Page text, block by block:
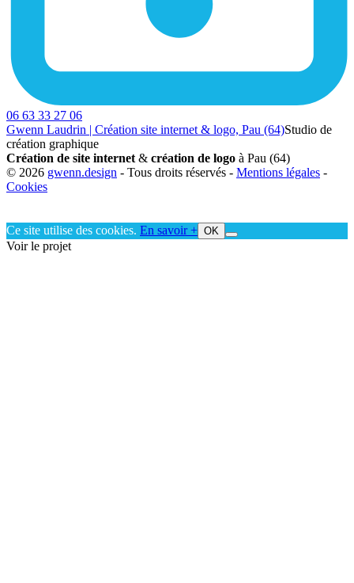
06 63 33 27 06
Gwenn Laudrin | Création site internet & logo, Pau (64)Studio de
création graphique
Création de site internet & création de logo à Pau (64)
© 2026 gwenn.design - Tous droits réservés - Mentions légales -
Cookies
Ce site utilise des cookies. En savoir + OK
Voir le projet